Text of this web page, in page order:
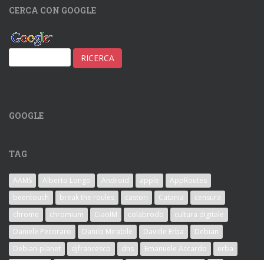
CERCA CON GOOGLE
GOOGLE
TAG
AAMS Alberto Longo Android apple
AppRoutes
beentouch
break the roules castori Catania
censura
chrome
chromium CiaoIM colabrodo
cultura digitale
Daniele Pecoraro
Danilo Mirabile Davide Erba
Debian
Debian-planet
djfrancesco dns Emanuele Accardo
erba